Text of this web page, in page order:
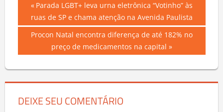
Navegação
de
Previous
Post:
Parada LGBT+ leva urna eletrônica “Votinho” às
ruas de SP e chama atenção na Avenida Paulista
Next
Procon Natal encontra diferença de até 182% no
preço de medicamentos na capital
DEIXE SEU COMENTÁRIO